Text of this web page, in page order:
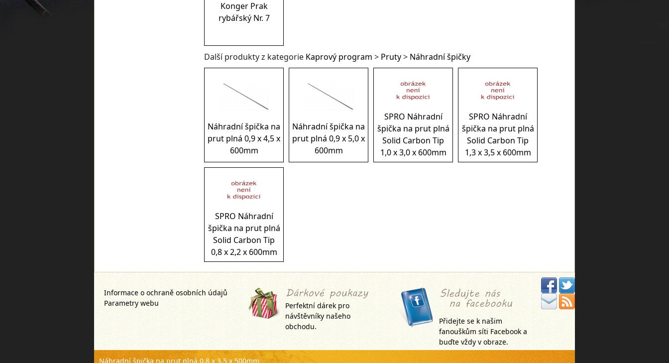
Konger Prak
rybářský Nr. 7
Další produkty z kategorie Kaprový program > Pruty> Náhradní špičky
Náhradní špička na
prut plná 0,9 x 4,5 x
600mm
Náhradní špička na
prut plná 0,9 x 5,0 x
600mm
SPRO Náhradní
špička na prut plná
Solid Carbon Tip
1,0 x 3,0 x 600mm
SPRO Náhradní
špička na prut plná
Solid Carbon Tip
1,3 x 3,5 x 600mm
SPRO Náhradní
špička na prut plná
Solid Carbon Tip
0,8 x 2,2 x 600mm
Informace o ochraně osobních údajů
Parametry webu
Perfektní dárek pro
návštěvníky našeho
obchodu.
Přidejte se k našim
fanouškům síti Facebook a
buďte vždy v obraze.
Náhradní špička na prut plná 0,8 x 3,5 x 500mm